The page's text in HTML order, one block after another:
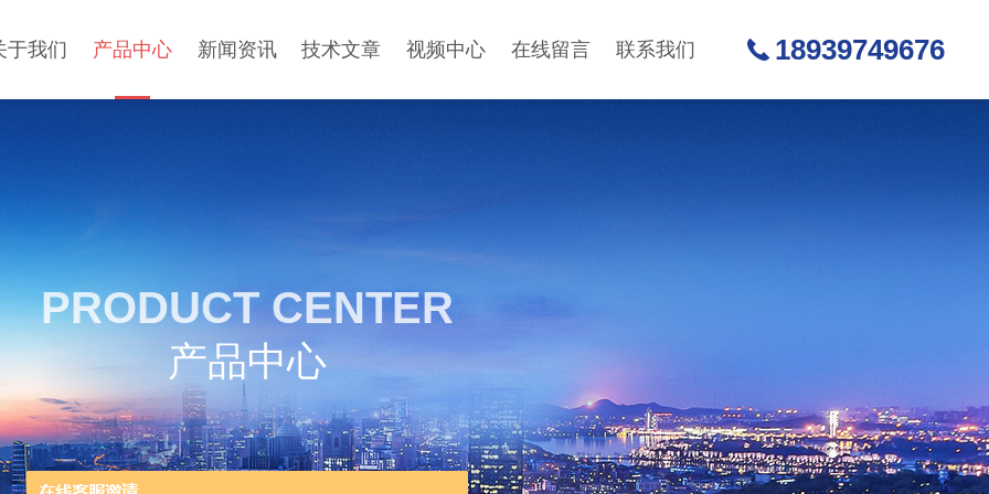
于我们 产品中心 新闻资讯 技术文章 视频中心 在线留言 联系我们 18939749676
PRODUCT CENTER
产品中心